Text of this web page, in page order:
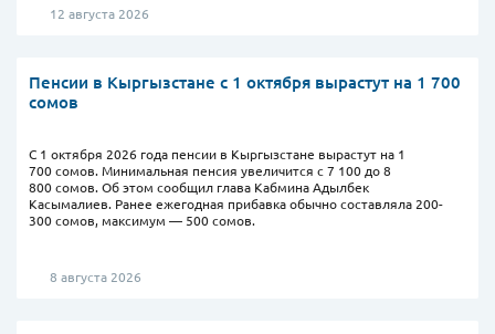
12 августа 2026
Пенсии в Кыргызстане с 1 октября вырастут на 1 700
сомов
С 1 октября 2026 года пенсии в Кыргызстане вырастут на 1
700 сомов. Минимальная пенсия увеличится с 7 100 до 8
800 сомов. Об этом сообщил глава Кабмина Адылбек
Касымалиев. Ранее ежегодная прибавка обычно составляла 200-
300 сомов, максимум — 500 сомов.
8 августа 2026